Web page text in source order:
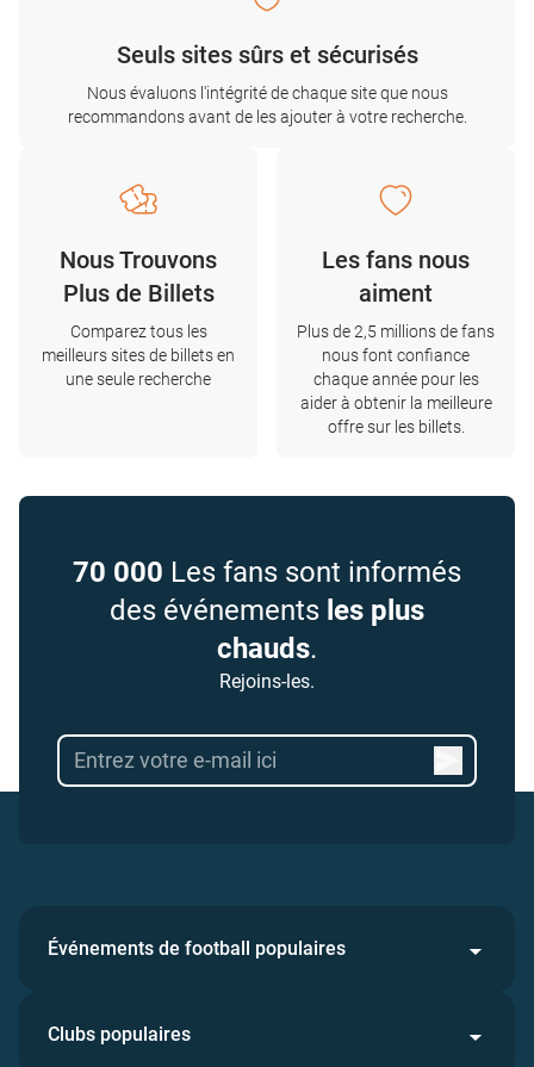
Seuls sites sûrs et sécurisés
Nous évaluons l'intégrité de chaque site que nous
recommandons avant de les ajouter à votre recherche.
Nous Trouvons
Plus de Billets
Comparez tous les
meilleurs sites de billets en
une seule recherche
Les fans nous
aiment
Plus de 2,5 millions de fans
nous font confiance
chaque année pour les
aider à obtenir la meilleure
offre sur les billets.
70 000 Les fans sont informés
des événements les plus
chauds.
Rejoins-les.
Événements de football populaires
Clubs populaires